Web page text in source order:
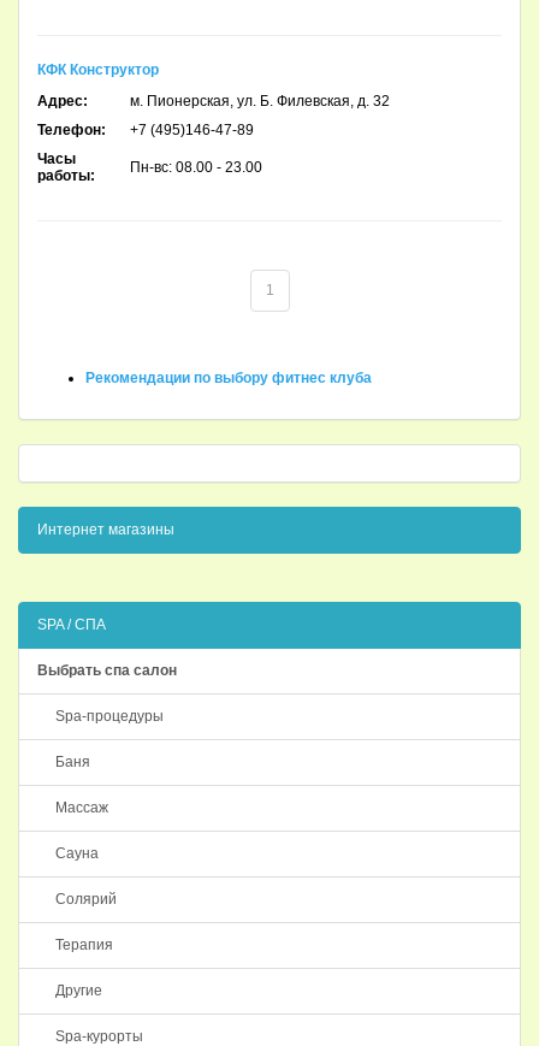
КФК Конструктор
Адрес:
м. Пионерская, ул. Б. Филевская, д. 32
Телефон:
+7 (495)146-47-89
Часы
работы:
Пн-вс: 08.00 - 23.00
1
Рекомендации по выбору фитнес клуба
Интернет магазины
SPA / СПА
Выбрать спа салон
Spa-процедуры
Баня
Массаж
Сауна
Солярий
Терапия
Другие
Spa-курорты